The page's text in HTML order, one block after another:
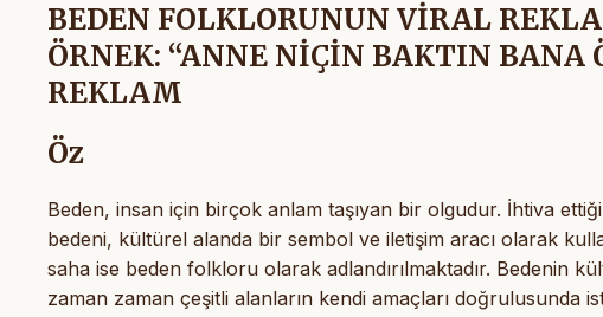
BEDEN FOLKLORUNUN VİRAL
ÖRNEK: “ANNE NİÇİN BAKTIN BANA
REKLAM
Öz
Beden, insan için birçok anlam taşıyan bir olgudur. İhtiva
bedeni, kültürel alanda bir sembol ve iletişim aracı olarak
saha ise beden folkloru olarak adlandırılmaktadır. Bedenin
zaman zaman çeşitli alanların kendi amaçları doğrulusunda